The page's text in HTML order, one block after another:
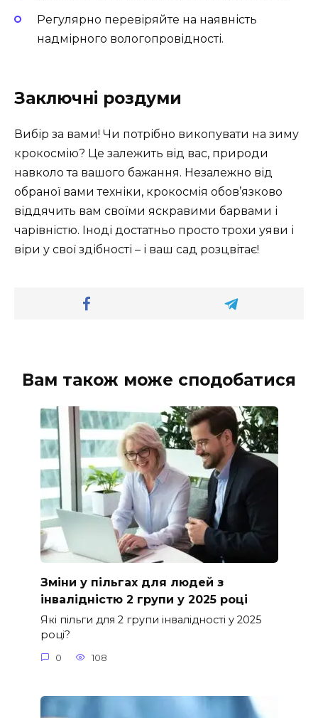
Регулярно перевіряйте на наявність
надмірного вологопровідності.
Заключні роздуми
Вибір за вами! Чи потрібно викопувати на зиму
крокосмію? Це залежить від вас, природи
навколо та вашого бажання. Незалежно від
обраної вами техніки, крокосмія обов’язково
віддячить вам своїми яскравими барвами і
чарівністю. Іноді достатньо просто трохи уяви і
віри у свої здібності – і ваш сад розцвітає!
Вам також може сподобатися
Зміни у пільгах для людей з
інвалідністю 2 групи у 2025 році
Які пільги для 2 групи інвалідності у 2025
році?
0 108